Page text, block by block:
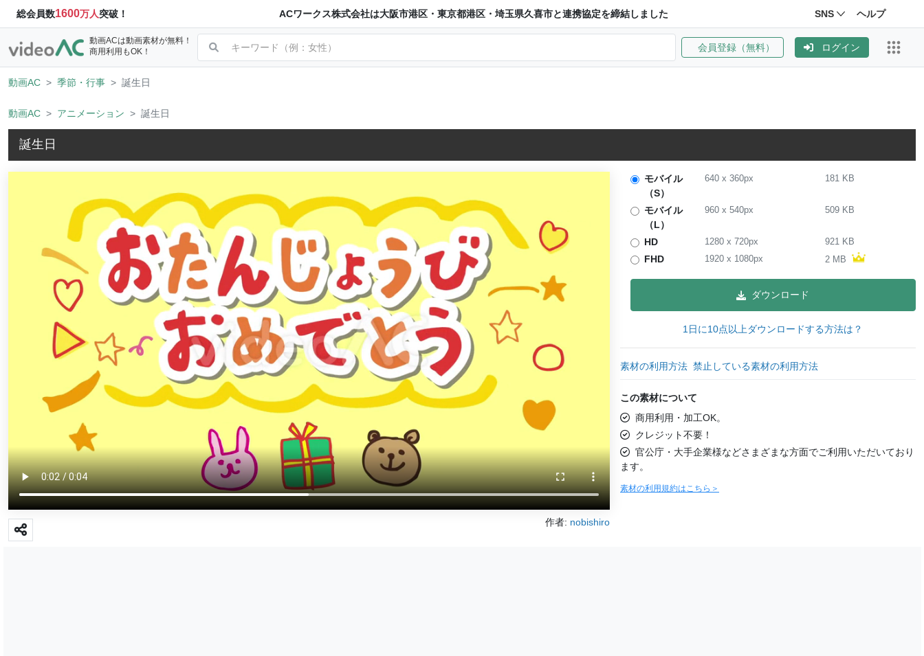
総会員数1600万人突破！ ACワークス株式会社は大阪市港区・東京都港区・埼玉県久喜市と連携協定を締結しました SNS ヘルプ
動画ACは動画素材が無料！
商用利用もOK！
会員登録（無料） ログイン
動画AC 季節・行事 誕生日
動画AC アニメーション 誕生日
誕生日
作者: nobishiro
モバイル
（S）
640x 360px 181 KB
モバイル
（L）
960x 540px 509 KB
HD 1280x 720px 921 KB
FHD 1920x 1080px 2 MB
ダウンロード
1日に10点以上ダウンロードする方法は？
素材の利用方法 禁止している素材の利用方法
この素材について
商用利用・加工OK。
クレジット不要！
官公庁・大手企業様などさまざまな方面でご利用いただいており
ます。
素材の利用規約はこちら＞